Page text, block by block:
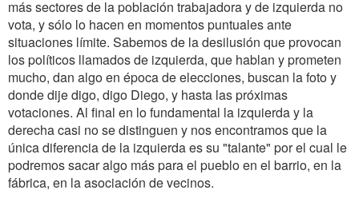
más sectores de la población trabajadora y de izquierda no
vota, y sólo lo hacen en momentos puntuales ante
situaciones límite. Sabemos de la desilusión que provocan
los políticos llamados de izquierda, que hablan y prometen
mucho, dan algo en época de elecciones, buscan la foto y
donde dije digo, digo Diego, y hasta las próximas
votaciones. Al final en lo fundamental la izquierda y la
derecha casi no se distinguen y nos encontramos que la
única diferencia de la izquierda es su "talante" por el cual le
podremos sacar algo más para el pueblo en el barrio, en la
fábrica, en la asociación de vecinos.